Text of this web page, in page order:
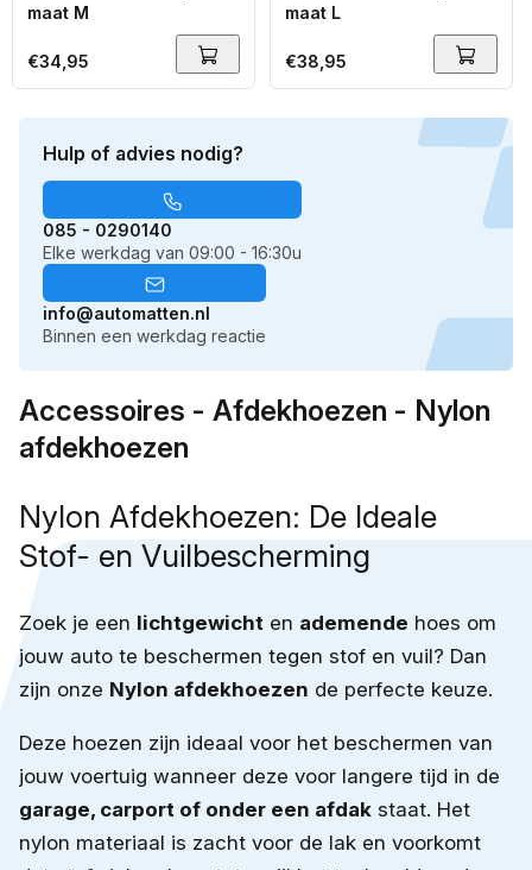
Hulp of advies nodig?
085 - 0290140
Elke werkdag van 09:00 - 16:30u
info@automatten.nl
Binnen een werkdag reactie
maat M
Normale
prijs
€34,95
maat L
Normale
prijs
€38,95
Accessoires - Afdekhoezen - Nylon
afdekhoezen
Nylon Afdekhoezen: De Ideale
Stof- en Vuilbescherming
Zoek je een lichtgewicht en ademende hoes om
jouw auto te beschermen tegen stof en vuil? Dan
zijn onze Nylon afdekhoezen de perfecte keuze.
Deze hoezen zijn ideaal voor het beschermen van
jouw voertuig wanneer deze voor langere tijd in de
garage, carport of onder een afdak staat. Het
nylon materiaal is zacht voor de lak en voorkomt